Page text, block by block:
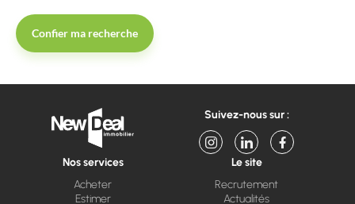
Confier ma recherche
Suivez-nous sur :
Nos services
Acheter
Estimer
Le site
Recrutement
Actualités